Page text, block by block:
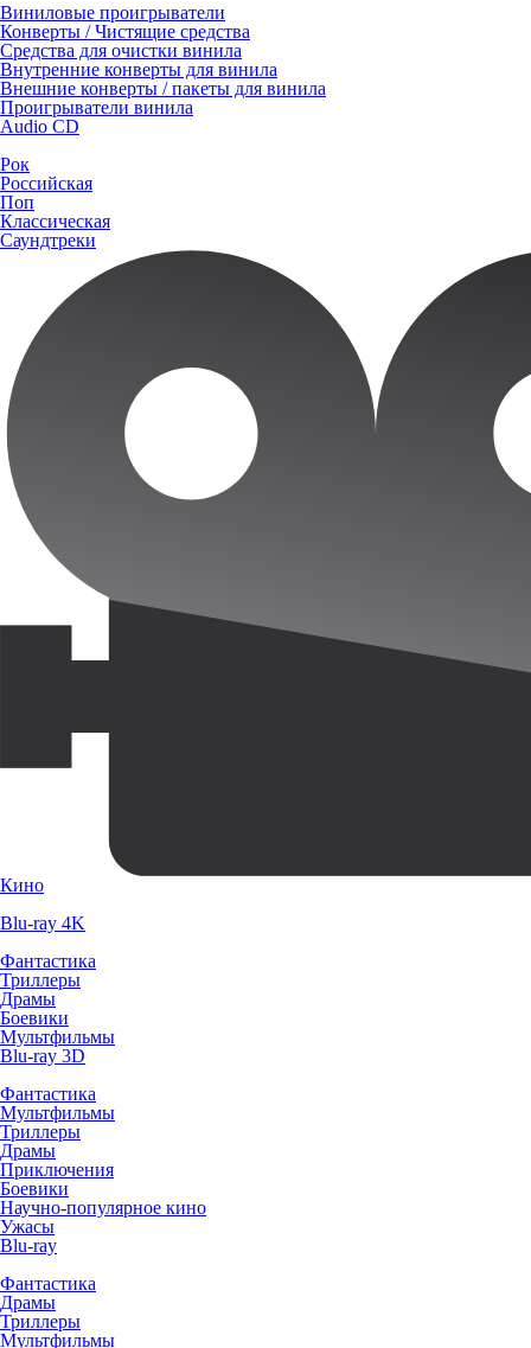
Виниловые проигрыватели
Конверты / Чистящие средства
Средства для очистки винила
Внутренние конверты для винила
Внешние конверты / пакеты для винила
Проигрыватели винила
Audio CD
Рок
Российская
Поп
Классическая
Саундтреки
Кино
Blu-ray 4K
Фантастика
Триллеры
Драмы
Боевики
Мультфильмы
Blu-ray 3D
Фантастика
Мультфильмы
Триллеры
Драмы
Приключения
Боевики
Научно-популярное кино
Ужасы
Blu-ray
Фантастика
Драмы
Триллеры
Мультфильмы